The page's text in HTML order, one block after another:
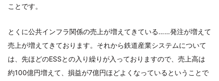
ことです。
とくに公共インフラ関係の売上が増えてきている……発注が増えて
売上が増えてきております。それから鉄道産業システムについて
は、先ほどのESSとの入り繰りが入っておりますので、売上高は
約100億円増えて、損益が7億円ほどよくなっているということで